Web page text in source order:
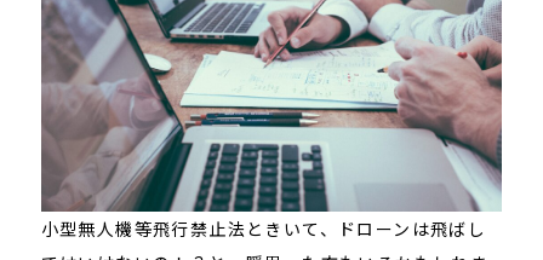
小型無人機等飛行禁止法ときいて、ドローンは飛ばし